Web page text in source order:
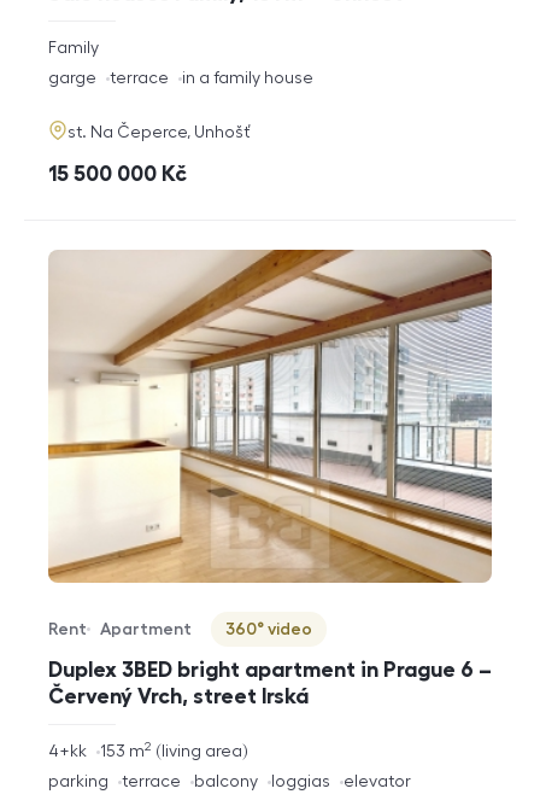
rozměry
disposition
Family
funkce
garge terrace in a family house
adresa
st. Na Čeperce, Unhošť
cena
15 500 000 Kč
Duplex 3BED bright apartment in Prague 6 –
Červený Vrch, street Irská
Offer type
Rent
Property type
Apartment
Virtuální prohlídka
360° video
rozměry
4+kk living area
153 m2
funkce
parking terrace balcony loggias elevator